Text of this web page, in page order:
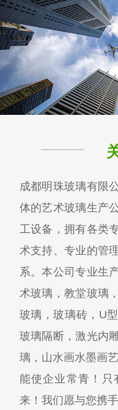
成都明珠玻璃有限
体的艺术玻璃生产
工设备，拥有各类
术支持、专业的管
系。本公司专业生
术玻璃，教堂玻璃
玻璃，玻璃砖，U
玻璃隔断，激光内
璃，山水画水墨画
能使企业常青！只
来！我们愿与您携